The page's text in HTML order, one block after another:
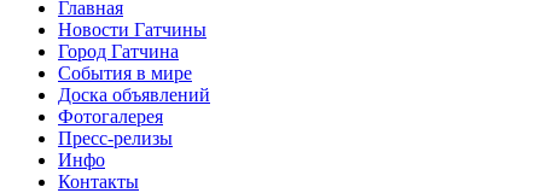
Главная
Новости Гатчины
Город Гатчина
События в мире
Доска объявлений
Фотогалерея
Пресс-релизы
Инфо
Контакты